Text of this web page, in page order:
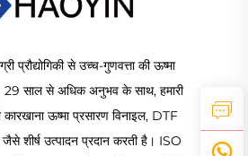
प्रौद्योगिकी से उच्च-गुणवत्ता की ऊष्मा
29 साल से अधिक अनुभव के साथ, हमारी
ऊष्मा प्रसारण विनाइल, DTF
शीर्ष उत्पादन प्रदान करती है। ISO